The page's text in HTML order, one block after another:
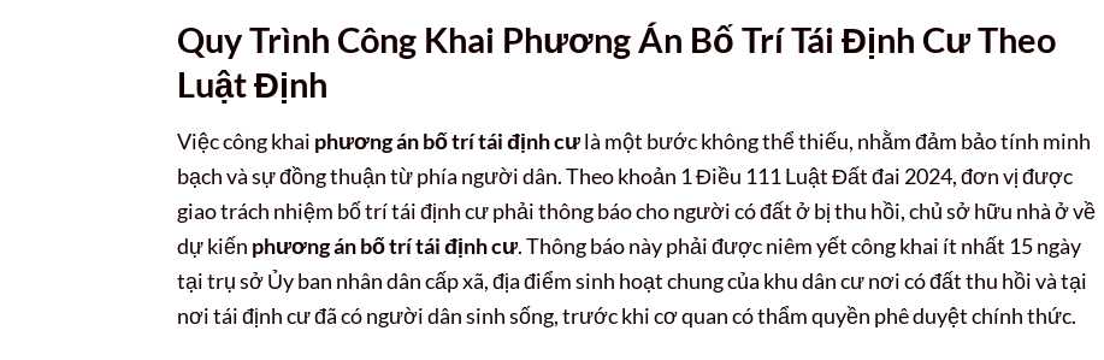
Quy Trình Công Khai Phương Án Bố Trí Tái Định Cư Theo
Luật Định
Việc công khai phương án bố trí tái định cưlà một bước không thể thiếu, nhằm đảm bảo tính minh
bạch và sự đồng thuận từ phía người dân. Theo khoản 1 Điều 111 Luật Đất đai 2024, đơn vị được
giao trách nhiệm bố trí tái định cư phải thông báo cho người có đất ở bị thu hồi, chủ sở hữu nhà ở về
dự kiến phương án bố trí tái định cư. Thông báo này phải được niêm yết công khai ít nhất 15 ngày
tại trụ sở Ủy ban nhân dân cấp xã, địa điểm sinh hoạt chung của khu dân cư nơi có đất thu hồi và tại
nơi tái định cư đã có người dân sinh sống, trước khi cơ quan có thẩm quyền phê duyệt chính thức.